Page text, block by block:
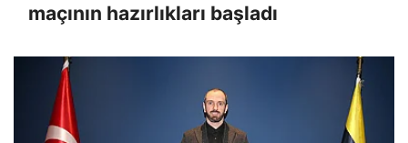
maçının hazırlıkları başladı